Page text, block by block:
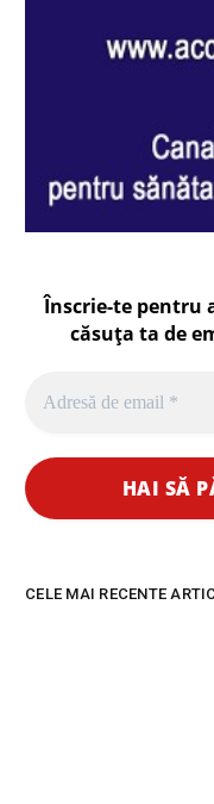
Înscrie-te pentru
căsuța ta de
CELE MAI RECENTE